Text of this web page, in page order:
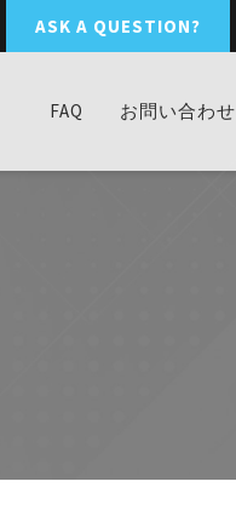
ASK A QUESTION?
FAQ お問い合わせ